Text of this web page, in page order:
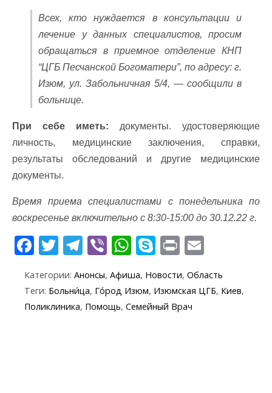
Всех, кто нуждается в консультации и
лечение у данных специалистов, просим
обращаться в приемное отделение КНП
“ЦГБ Песчанской Богоматери”, по адресу: г.
Изюм, ул. Забольничная 5/4, — сообщили в
больнице.
При себе иметь: документы. удостоверяющие
личность, медицинские заключения, справки,
результаты обследований и другие медицинские
документы.
Время приема специалистами с понедельника по
воскресенье включительно с 8:30-15:00 до 30.12.22 г.
F
e
b
T
itt
er
T
e
gr
Vi
b
er
W
at
s
S
y
p
Pr
in
t ai
l
Категории: Анонсы, Афиша, Новости, Область
Теги: Больни́ца, Го́род Изюм, Изюмская ЦГБ, Киев,
Поликлиника, Помощь, Семейный Врач